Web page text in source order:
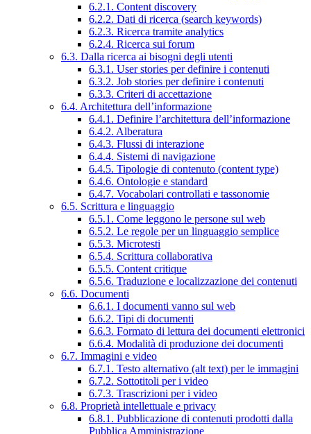
6.2.1. Content discovery
6.2.2. Dati di ricerca (search keywords)
6.2.3. Ricerca tramite analytics
6.2.4. Ricerca sui forum
6.3. Dalla ricerca ai bisogni degli utenti
6.3.1. User stories per definire i contenuti
6.3.2. Job stories per definire i contenuti
6.3.3. Criteri di accettazione
6.4. Architettura dell’informazione
6.4.1. Definire l’architettura dell’informazione
6.4.2. Alberatura
6.4.3. Flussi di interazione
6.4.4. Sistemi di navigazione
6.4.5. Tipologie di contenuto (content type)
6.4.6. Ontologie e standard
6.4.7. Vocabolari controllati e tassonomie
6.5. Scrittura e linguaggio
6.5.1. Come leggono le persone sul web
6.5.2. Le regole per un linguaggio semplice
6.5.3. Microtesti
6.5.4. Scrittura collaborativa
6.5.5. Content critique
6.5.6. Traduzione e localizzazione dei contenuti
6.6. Documenti
6.6.1. I documenti vanno sul web
6.6.2. Tipi di documenti
6.6.3. Formato di lettura dei documenti elettronici
6.6.4. Modalità di produzione dei documenti
6.7. Immagini e video
6.7.1. Testo alternativo (alt text) per le immagini
6.7.2. Sottotitoli per i video
6.7.3. Trascrizioni per i video
6.8. Proprietà intellettuale e privacy
6.8.1. Pubblicazione di contenuti prodotti dalla
Pubblica Amministrazione